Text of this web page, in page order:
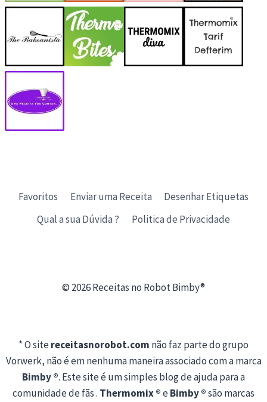
Favoritos Enviar uma Receita
Desenhar Etiquetas
Qual a sua Dúvida ?
Politica de Privacidade
© 2026 Receitas no Robot Bimby®
* O sitereceitasnorobot.com não faz parte do grupo
Vorwerk, não é em nenhuma maneira associado com a marca
Bimby ®. Este site é um simples blog de ajuda para a
comunidade de fãs . Thermomix ®eBimby ®são marcas